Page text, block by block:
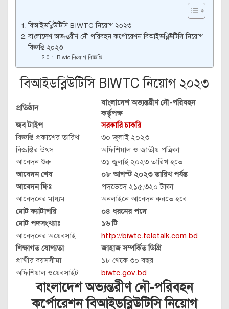
বিআইডব্লিউটিসি BIWTC নিয়োগ ২০২৩
বাংলাদেশ অভ্যন্তরীণ নৌ-পরিবহন কর্পোরেশন বিআইডব্লিউটিসি নিয়োগ
বিজ্ঞপ্তি ২০২৩
Biwtc নিয়োগ বিজ্ঞপ্তি
বিআইডব্লিউটিসি BIWTC নিয়োগ ২০২৩
প্রতিষ্ঠান
বাংলাদেশ অভ্যন্তরীণ নৌ-পরিবহন
কর্তৃপক্ষ
জব টাইপ
সরকারি চাকরি
বিজ্ঞপ্তি প্রকাশের তারিখ
৩০ জুলাই ২০২৩
বিজ্ঞপ্তির উৎস
অফিশিয়াল ও জাতীয় পত্রিকা
আবেদন শুরু
৩১ জুলাই ২০২৩ তারিখ হতে
আবেদন শেষ
০৮ আগস্ট ২০২৩ তারিখ পর্যন্ত
আবেদন ফিঃ
পদভেদে ২১৫,৩২০ টাকা
আবেদনের মাধ্যম
অনলাইনে আবেদন করতে হবে।
মোট ক্যাটাগরি
০৪ ধরনের পদে
মোট পদসংখ্যাঃ
১৬ টি
আবেদনের অয়েবসাই
http://biwtc.teletalk.com.bd
শিক্ষাগত যোগ্যতা
জাহাজ সম্পর্কিত ডিগ্রি
প্রার্থীর বয়সসীমা
১৮ থেকে ৩০ বছর
অফিশিয়াল ওয়েবসাইট
biwtc.gov.bd
বাংলাদেশ অভ্যন্তরীণ নৌ-পরিবহন
কর্পোরেশন বিআইডব্লিউটিসি নিয়োগ